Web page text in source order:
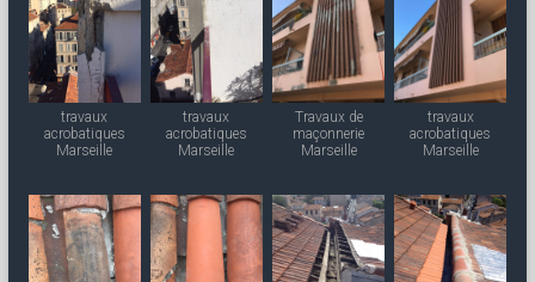
travaux
acrobatiques
Marseille
travaux
acrobatiques
Marseille
Travaux de
maçonnerie
Marseille
travaux
acrobatiques
Marseille